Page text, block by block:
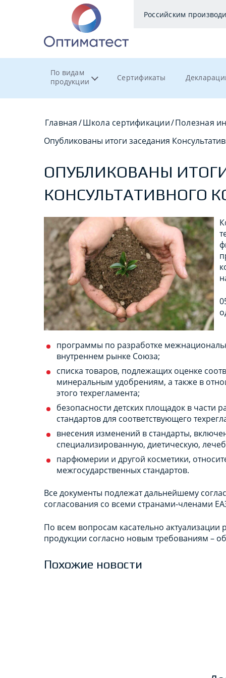
Российским
По видам
продукции
Сертификаты
Главная/Школа сертификации/Полезная
Опубликованы итоги заседания
ОПУБЛИКОВАНЫ
КОНСУЛЬТАТИВНОГО
программы по разработке
внутреннем рынке Союза;
списка товаров, подлежащих оценке
минеральным удобрениям, а также в
этого техрегламента;
безопасности детских площадок в части
стандартов для соответствующего
внесения изменений в стандарты,
специализированную, диетическую,
парфюмерии и другой косметики,
межгосударственных стандартов.
Все документы подлежат дальнейшему
согласования со всеми странами-членами
По всем вопросам касательно
продукции согласно новым требованиям –
Похожие новости